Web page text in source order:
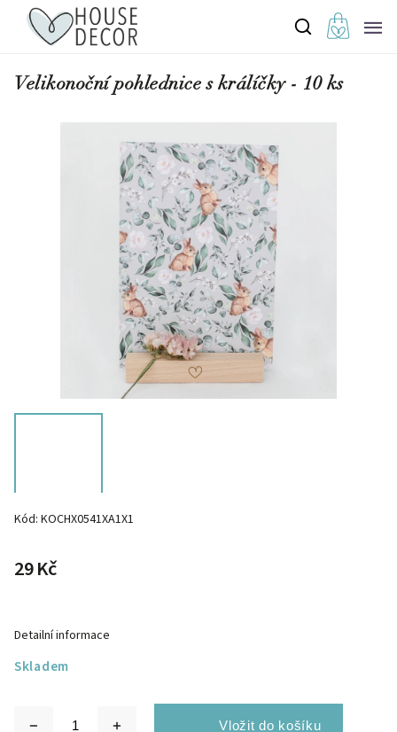
Velikonoční pohlednice s králíčky - 10 ks
Kód: KOCHX0541XA1X1
29 Kč
Skladem
Detailní informace